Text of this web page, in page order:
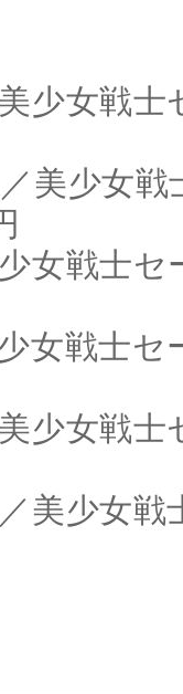
少女戦士
美少女戦
女戦士セ
女戦士セ
少女戦士
美少女戦